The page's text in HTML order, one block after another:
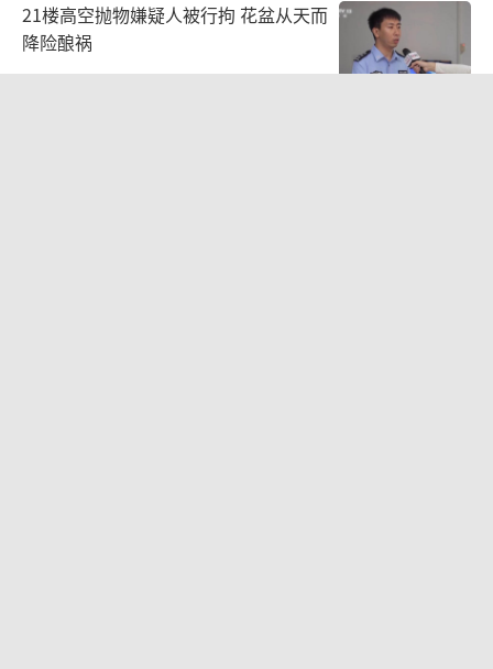
21楼高空抛物嫌疑人被行拘 花盆从天而
降险酿祸
2026-08-06 22:48:28